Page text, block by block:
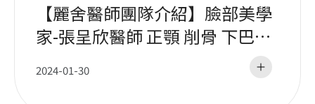
【麗舍醫師團隊介紹】臉部美學
家-張呈欣醫師 正顎 削骨 下巴整
2024-01-30